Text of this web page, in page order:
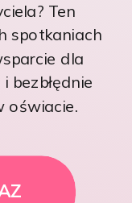
Ten
spotkaniach
dla
bezbłędnie
oświacie.